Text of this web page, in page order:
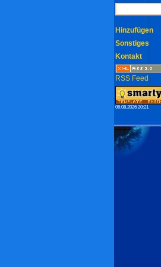
Hinzufügen
Sonstiges
Kontakt
RSS Feed
06.08.2026 20:21